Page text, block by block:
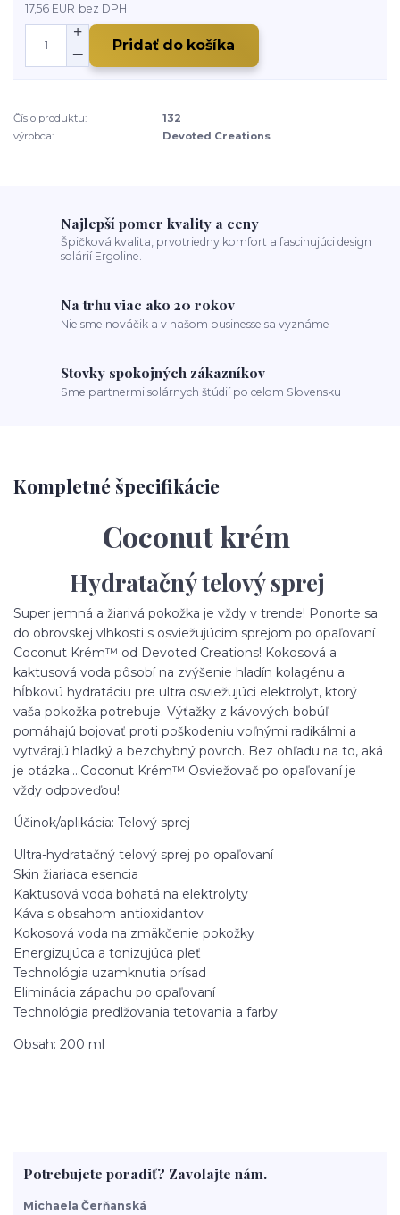
17,56 EUR bez DPH
Pridať do košíka
Číslo produktu:
132
výrobca:
Devoted Creations
Najlepší pomer kvality a ceny
Špičková kvalita, prvotriedny komfort a fascinujúci design
solárií Ergoline.
Na trhu viac ako 20 rokov
Nie sme nováčik a v našom businesse sa vyznáme
Stovky spokojných zákazníkov
Sme partnermi solárnych štúdií po celom Slovensku
Kompletné špecifikácie
Coconut krém
Hydratačný telový sprej
Super jemná a žiarivá pokožka je vždy v trende! Ponorte sa
do obrovskej vlhkosti s osviežujúcim sprejom po opaľovaní
Coconut Krém™ od Devoted Creations! Kokosová a
kaktusová voda pôsobí na zvýšenie hladín kolagénu a
hĺbkovú hydratáciu pre ultra osviežujúci elektrolyt, ktorý
vaša pokožka potrebuje. Výťažky z kávových bobúľ
pomáhajú bojovať proti poškodeniu voľnými radikálmi a
vytvárajú hladký a bezchybný povrch. Bez ohľadu na to, aká
je otázka....Coconut Krém™ Osviežovač po opaľovaní je
vždy odpoveďou!
Účinok/aplikácia: Telový sprej
Ultra-hydratačný telový sprej po opaľovaní
Skin žiariaca esencia
Kaktusová voda bohatá na elektrolyty
Káva s obsahom antioxidantov
Kokosová voda na zmäkčenie pokožky
Energizujúca a tonizujúca pleť
Technológia uzamknutia prísad
Eliminácia zápachu po opaľovaní
Technológia predlžovania tetovania a farby
Obsah: 200 ml
Potrebujete poradiť? Zavolajte nám.
Michaela Čerňanská